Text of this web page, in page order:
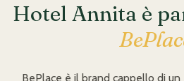
Hotel Annita è
BePlace è il brand cappello di